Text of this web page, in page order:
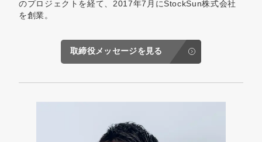
のプロジェクトを経て、2017年7月にStockSun株式会社
を創業。
取締役メッセージを見る